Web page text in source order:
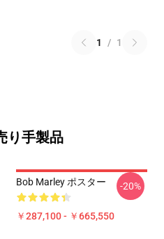
1 / 1
り手製品
Bob Marley ポスター
￥287,100 - ￥665,550
-20%